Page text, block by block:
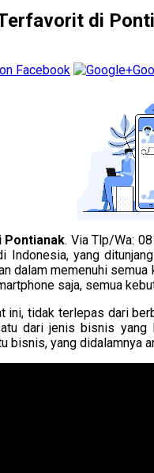
di
Facebook
Pontianak. Via Tlp/Wa:
Indonesia, yang
dalam memenuhi
saja, semua
ini, tidak terlepas dari
dari jenis bisnis yang
bisnis, yang didalamnya